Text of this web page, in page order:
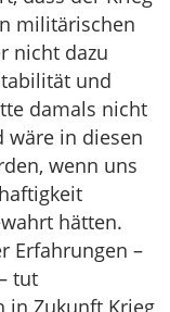
militärischen
nicht dazu
und
damals nicht
wäre in diesen
wenn uns
hätten.
Erfahrungen –
tut
in Zukunft Krieg